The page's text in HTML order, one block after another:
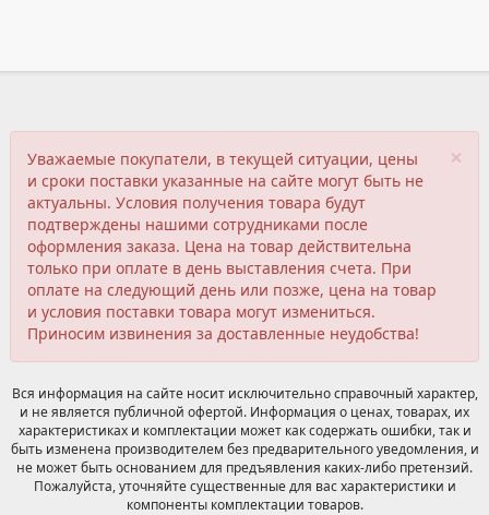
×
Уважаемые покупатели, в текущей ситуации, цены
и сроки поставки указанные на сайте могут быть не
актуальны. Условия получения товара будут
подтверждены нашими сотрудниками после
оформления заказа. Цена на товар действительна
только при оплате в день выставления счета. При
оплате на следующий день или позже, цена на товар
и условия поставки товара могут измениться.
Приносим извинения за доставленные неудобства!
Вся информация на сайте носит исключительно справочный характер,
и не является публичной офертой. Информация о ценах, товарах, их
характеристиках и комплектации может как содержать ошибки, так и
быть изменена производителем без предварительного уведомления, и
не может быть основанием для предъявления каких-либо претензий.
Пожалуйста, уточняйте существенные для вас характеристики и
компоненты комплектации товаров.